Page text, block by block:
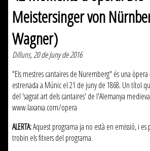
Meistersinger von
Wagner)
Dilluns, 20 de Juny de 2016
"Els mestres cantaires de Nuremberg" és una
estrenada a Múnic el 21 de juny de 1868. Un títol
del 'sagrat art dels cantaires' de l'Alemanya
www.laxarxa.com/opera
ALERTA:Aquest programa ja no està en emissió, i es
trobin els fitxers del programa.